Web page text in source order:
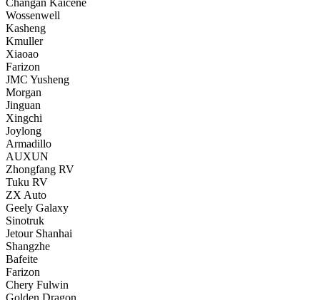
Changan Kaicene
Wossenwell
Kasheng
Kmuller
Xiaoao
Farizon
JMC Yusheng
Morgan
Jinguan
Xingchi
Joylong
Armadillo
AUXUN
Zhongfang RV
Tuku RV
ZX Auto
Geely Galaxy
Sinotruk
Jetour Shanhai
Shangzhe
Bafeite
Farizon
Chery Fulwin